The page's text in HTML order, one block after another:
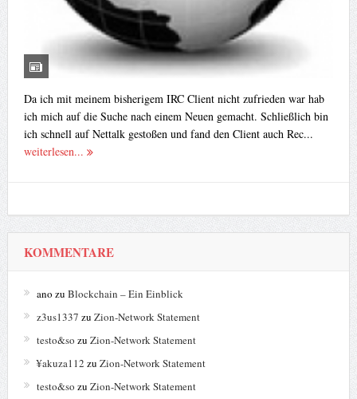
Da ich mit meinem bisherigem IRC Client nicht zufrieden war hab
ich mich auf die Suche nach einem Neuen gemacht. Schließlich bin
ich schnell auf Nettalk gestoßen und fand den Client auch Rec...
weiterlesen...
KOMMENTARE
ano zu Blockchain – Ein Einblick
z3us1337 zu Zion-Network Statement
testo&so zu Zion-Network Statement
¥akuza112 zu Zion-Network Statement
testo&so zu Zion-Network Statement